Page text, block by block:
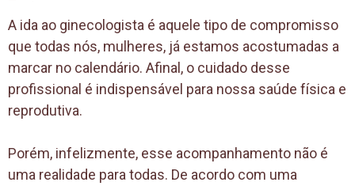
A ida ao ginecologista é aquele tipo de compromisso
que todas nós, mulheres, já estamos acostumadas a
marcar no calendário. Afinal, o cuidado desse
profissional é indispensável para nossa saúde física e
reprodutiva.
Porém, infelizmente, esse acompanhamento não é
uma realidade para todas. De acordo com uma